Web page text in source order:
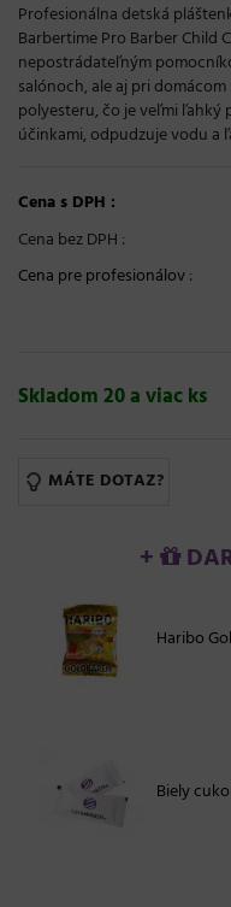
Profesionálna detská
Barbertime Pro Barber Child
nepostrádateľným
salónoch, ale aj pri
polyesteru, čo je veľmi
účinkami, odpudzuje vodu a
Cena s DPH :
Cena bez DPH :
Cena pre profesionálov:
Skladom 20 a viac ks
MÁTE DOTAZ?
+
Haribo
Biely